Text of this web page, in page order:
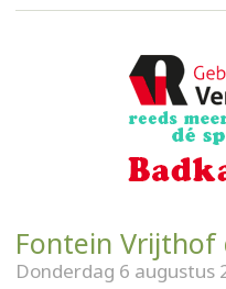
Fontein
Donderdag 6 augustus